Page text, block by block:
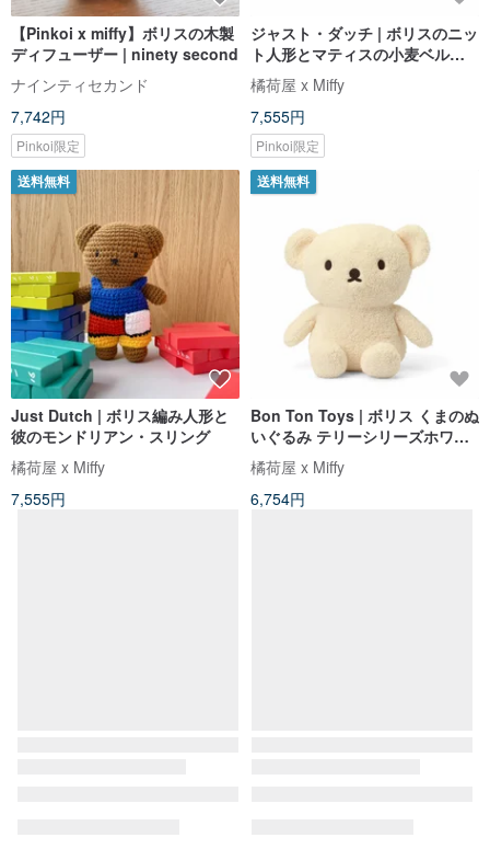
【Pinkoi x miffy】ボリスの木製
ディフューザー | ninety second
ナインティセカンド
7,742円
Pinkoi限定
ジャスト・ダッチ | ボリスのニッ
ト人形とマティスの小麦ベル
ト・サスペンダー
橘荷屋 x Miffy
7,555円
Pinkoi限定
送料無料
Just Dutch | ボリス編み人形と
彼のモンドリアン・スリング
橘荷屋 x Miffy
7,555円
送料無料
Bon Ton Toys | ボリス くまのぬ
いぐるみ テリーシリーズホワイ
ト24cm
橘荷屋 x Miffy
6,754円